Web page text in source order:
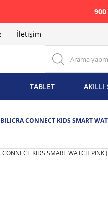
900
İletişim
TABLET AKILLI
BILICRA CONNECT KIDS SMART